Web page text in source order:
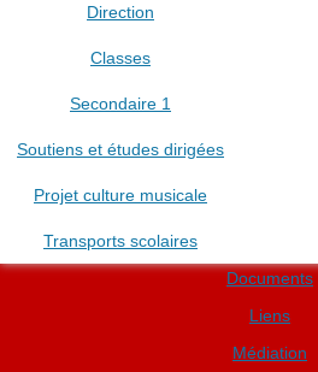
Direction
Classes
Secondaire 1
Soutiens et études dirigées
Projet culture musicale
Transports scolaires
Documents
Liens
Médiation